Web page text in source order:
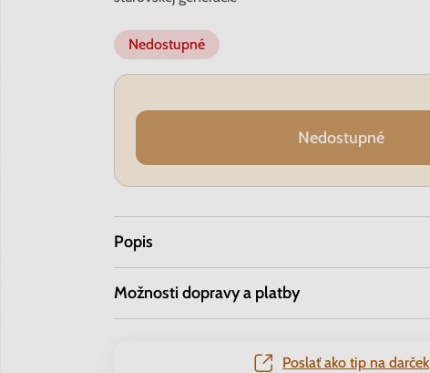
Nedostupné
Nedostupné
Popis
Možnosti dopravy a platby
Poslať ako tip na darček